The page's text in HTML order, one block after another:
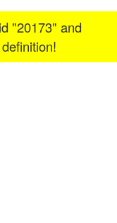
"20173" and